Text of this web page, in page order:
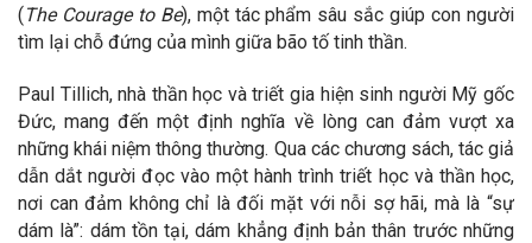
(The Courage to Be), một tác phẩm sâu sắc giúp con người
tìm lại chỗ đứng của mình giữa bão tố tinh thần.
Paul Tillich, nhà thần học và triết gia hiện sinh người Mỹ gốc
Đức, mang đến một định nghĩa về lòng can đảm vượt xa
những khái niệm thông thường. Qua các chương sách, tác giả
dẫn dắt người đọc vào một hành trình triết học và thần học,
nơi can đảm không chỉ là đối mặt với nỗi sợ hãi, mà là “sự
dám là”: dám tồn tại, dám khẳng định bản thân trước những